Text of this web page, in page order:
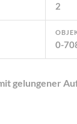
2
0-
gelungener